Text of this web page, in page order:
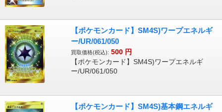
【ポケモンカード】SM4S)ワープエネルギ
ー/UR/061/050
買取価格(税込): 500 円
【ポケモンカード】SM4S)ワープエネルギ
ー/UR/061/050
【ポケモンカード】SM4S)基本鋼エネルギ